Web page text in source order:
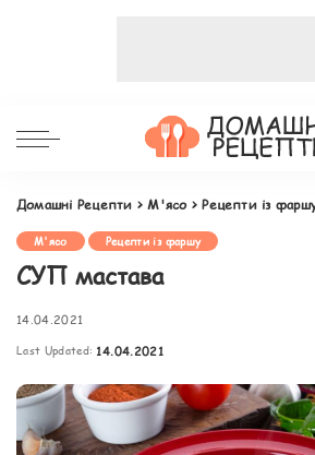
Домашні Рецепти >М'ясо>Рецепти із
М'ясо Рецепти із фаршу
СУП мастава
14.04.2021
Last Updated: 14.04.2021